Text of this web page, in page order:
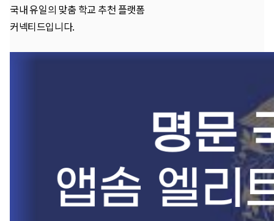
국내 유일의 맞춤 학교 추천 플랫폼
커넥티드입니다.